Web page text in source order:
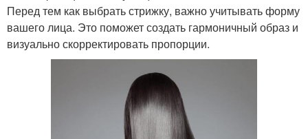
Перед тем как выбрать стрижку, важно учитывать форму
вашего лица. Это поможет создать гармоничный образ и
визуально скорректировать пропорции.